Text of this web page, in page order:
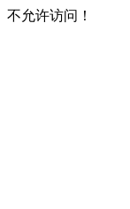
不允许访问！